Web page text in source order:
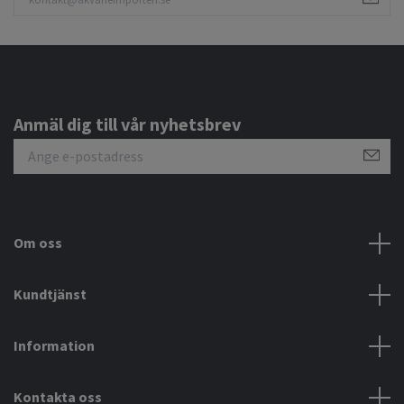
Anmäl dig till vår nyhetsbrev
Om oss
Kundtjänst
Information
Kontakta oss